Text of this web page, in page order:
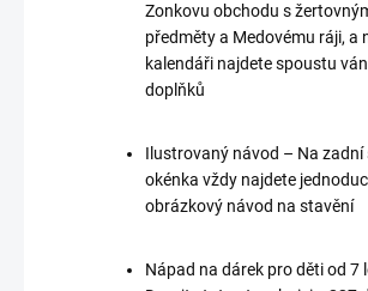
Zonkovu obchodu s
předměty a Medovému ráji, a
kalendáři najdete spoustu
doplňků
Ilustrovaný návod – Na zadní
okénka vždy najdete
obrázkový návod na stavění
Nápad na dárek pro děti od 7